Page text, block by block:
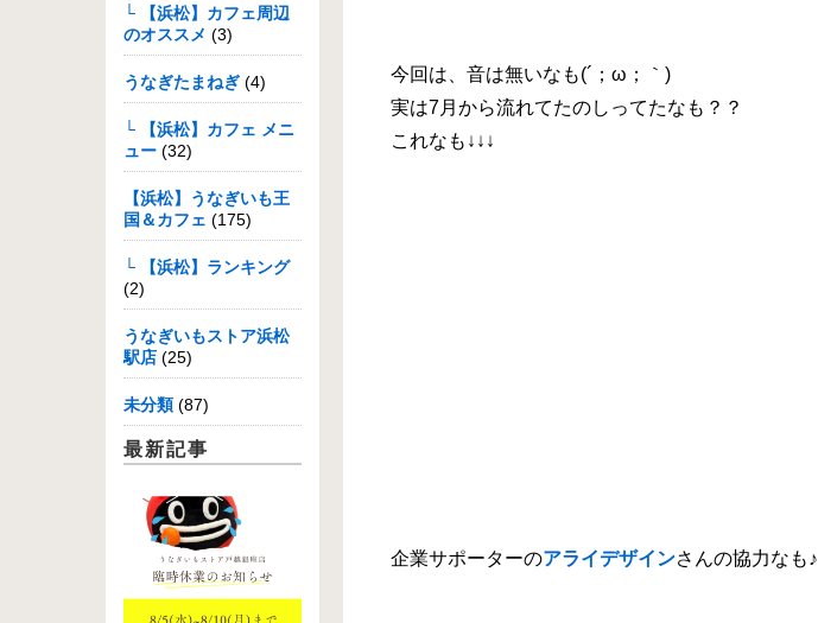
└ 【浜松】カフェ周辺
のオススメ (3)
うなぎたまねぎ (4)
└ 【浜松】カフェ メニ
ュー (32)
【浜松】うなぎいも王
国＆カフェ (175)
└ 【浜松】ランキング
(2)
うなぎいもストア浜松
駅店 (25)
未分類 (87)
最新記事
今回は、音は無いなも(´；ω；｀)
実は7月から流れてたのしってたなも？？
これなも↓↓↓
企業サポーターのアライデザインさんの協力なも♪